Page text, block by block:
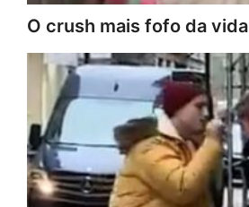
O crush mais fofo da vida